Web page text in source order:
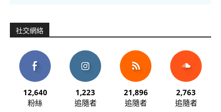
社交網絡
12,640
粉絲
1,223
追隨者
21,896
追隨者
2,763
追隨者